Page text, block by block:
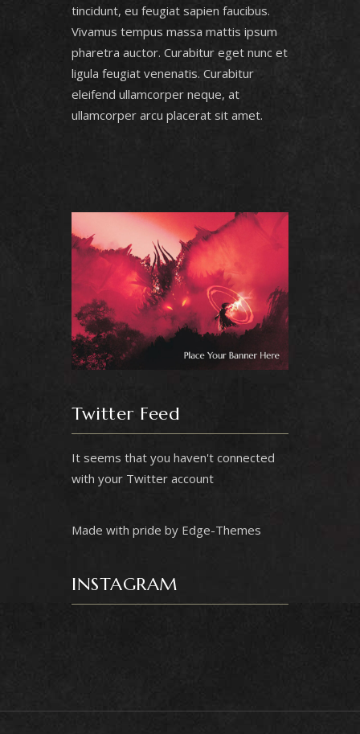
tincidunt, eu feugiat sapien faucibus.
Vivamus tempus massa mattis ipsum
pharetra auctor. Curabitur eget nunc et
ligula feugiat venenatis. Curabitur
eleifend ullamcorper neque, at
ullamcorper arcu placerat sit amet.
Twitter Feed
It seems that you haven't connected
with your Twitter account
Made with pride by Edge-Themes
INSTAGRAM